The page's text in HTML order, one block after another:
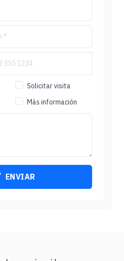
Solicitar visita
Más información
ENVIAR